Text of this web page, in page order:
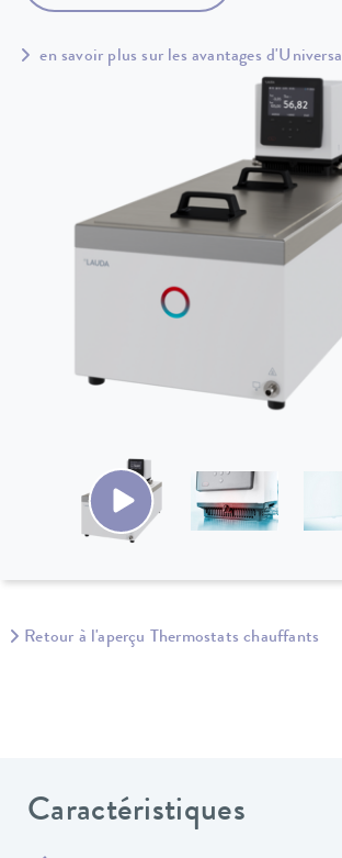
en savoir plus sur les avantages d'Universa
Retour à l'aperçu Thermostats chauffants
Caractéristiques